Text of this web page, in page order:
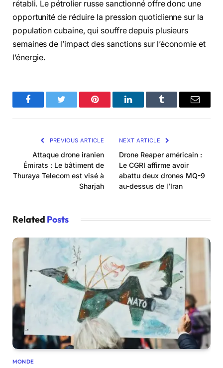
rétabli. Le pétrolier russe sanctionné offre donc une
opportunité de réduire la pression quotidienne sur la
population cubaine, qui souffre depuis plusieurs
semaines de l’impact des sanctions sur l’économie et
l’énergie.
FacebookTwitter Pinterest LinkedInTumblr Email
PREVIOUS ARTICLE
Attaque drone iranien
Émirats : Le bâtiment de
Thuraya Telecom est visé à
Sharjah
NEXT ARTICLE
Drone Reaper américain :
Le CGRI affirme avoir
abattu deux drones MQ-9
au-dessus de l’Iran
Related Posts
MONDE